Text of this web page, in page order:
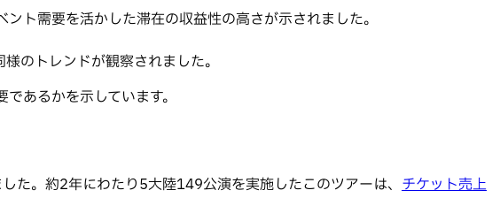
ト需要を活かした滞在の収益性の高さが示されました。
のトレンドが観察されました。
あるかを示しています。
た。約2年にわたり5大陸149公演を実施したこのツアーは、 チケット売上